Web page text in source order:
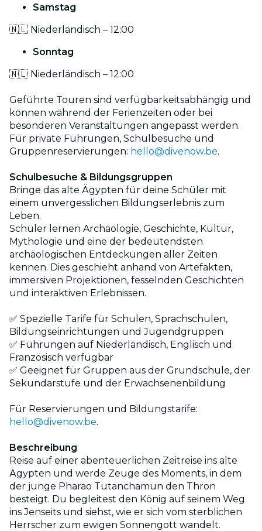
Samstag
🇳🇱 Niederländisch – 12:00
Sonntag
🇳🇱 Niederländisch – 12:00
Geführte Touren sind verfügbarkeitsabhängig und
können während der Ferienzeiten oder bei
besonderen Veranstaltungen angepasst werden.
Für private Führungen, Schulbesuche und
Gruppenreservierungen: hello@divenow.be.
Schulbesuche & Bildungsgruppen
Bringe das alte Ägypten für deine Schüler mit
einem unvergesslichen Bildungserlebnis zum
Leben.
Schüler lernen Archäologie, Geschichte, Kultur,
Mythologie und eine der bedeutendsten
archäologischen Entdeckungen aller Zeiten
kennen. Dies geschieht anhand von Artefakten,
immersiven Projektionen, fesselnden Geschichten
und interaktiven Erlebnissen.
✅ Spezielle Tarife für Schulen, Sprachschulen,
Bildungseinrichtungen und Jugendgruppen
✅ Führungen auf Niederländisch, Englisch und
Französisch verfügbar
✅ Geeignet für Gruppen aus der Grundschule, der
Sekundarstufe und der Erwachsenenbildung
Für Reservierungen und Bildungstarife:
hello@divenow.be.
Beschreibung
Reise auf einer abenteuerlichen Zeitreise ins alte
Ägypten und werde Zeuge des Moments, in dem
der junge Pharao Tutanchamun den Thron
besteigt. Du begleitest den König auf seinem Weg
ins Jenseits und siehst, wie er sich vom sterblichen
Herrscher zum ewigen Sonnengott wandelt.